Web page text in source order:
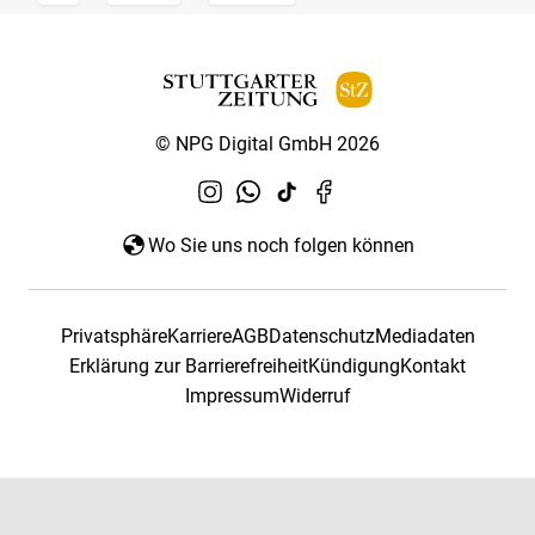
© NPG Digital GmbH 2026
Wo Sie uns noch folgen können
PrivatsphäreKarriereAGBDatenschutzMediadaten
Erklärung zur BarrierefreiheitKündigungKontakt
ImpressumWiderruf